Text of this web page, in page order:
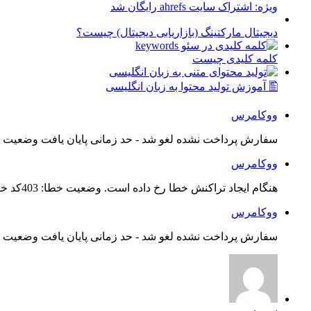
ویژه: اشتراک سایت ahrefs رایگان شد
دیجیتال مارکتینگ (بازاریابی دیجیتال) چیست؟
کلمه کلیدی چیست
🖺 آموزش تولید محتوا به زبان انگلیسی
ووکامرس
سفارش پرداخت نشده لغو شد - حد زمانی پایان یافت
ووکامرس
هنگام ایجاد تراکنش خطا رخ داده است. وضعیت خطا: 403کد خطا: 21...
ووکامرس
سفارش پرداخت نشده لغو شد - حد زمانی پایان یافت